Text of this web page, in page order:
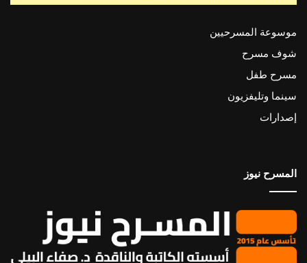
موسوعة المسرحيين
شوف مسرح
مسرح طفل
سينما وتليفزيون
إصدارات
المسرح نيوز